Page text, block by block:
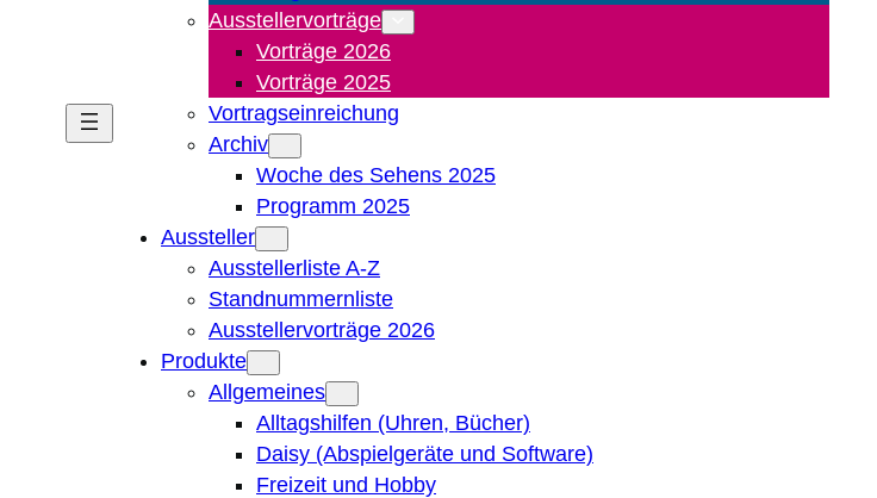
Ausstellervorträge
Vorträge 2026
Vorträge 2025
Vortragseinreichung
Archiv
Woche des Sehens 2025
Programm 2025
Aussteller
Ausstellerliste A-Z
Standnummernliste
Ausstellervorträge 2026
Produkte
Allgemeines
Alltagshilfen (Uhren, Bücher)
Daisy (Abspielgeräte und Software)
Freizeit und Hobby